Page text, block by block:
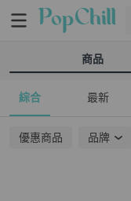
商品
綜合 最新
優惠商品 品牌